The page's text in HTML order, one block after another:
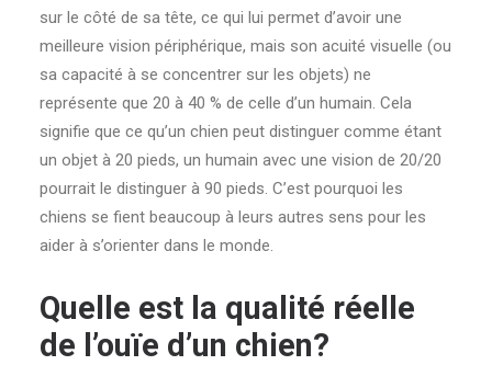
sur le côté de sa tête, ce qui lui permet d’avoir une
meilleure vision périphérique, mais son acuité visuelle (ou
sa capacité à se concentrer sur les objets) ne
représente que 20 à 40 % de celle d’un humain. Cela
signifie que ce qu’un chien peut distinguer comme étant
un objet à 20 pieds, un humain avec une vision de 20/20
pourrait le distinguer à 90 pieds. C’est pourquoi les
chiens se fient beaucoup à leurs autres sens pour les
aider à s’orienter dans le monde.
Quelle est la qualité réelle
de l’ouïe d’un chien?